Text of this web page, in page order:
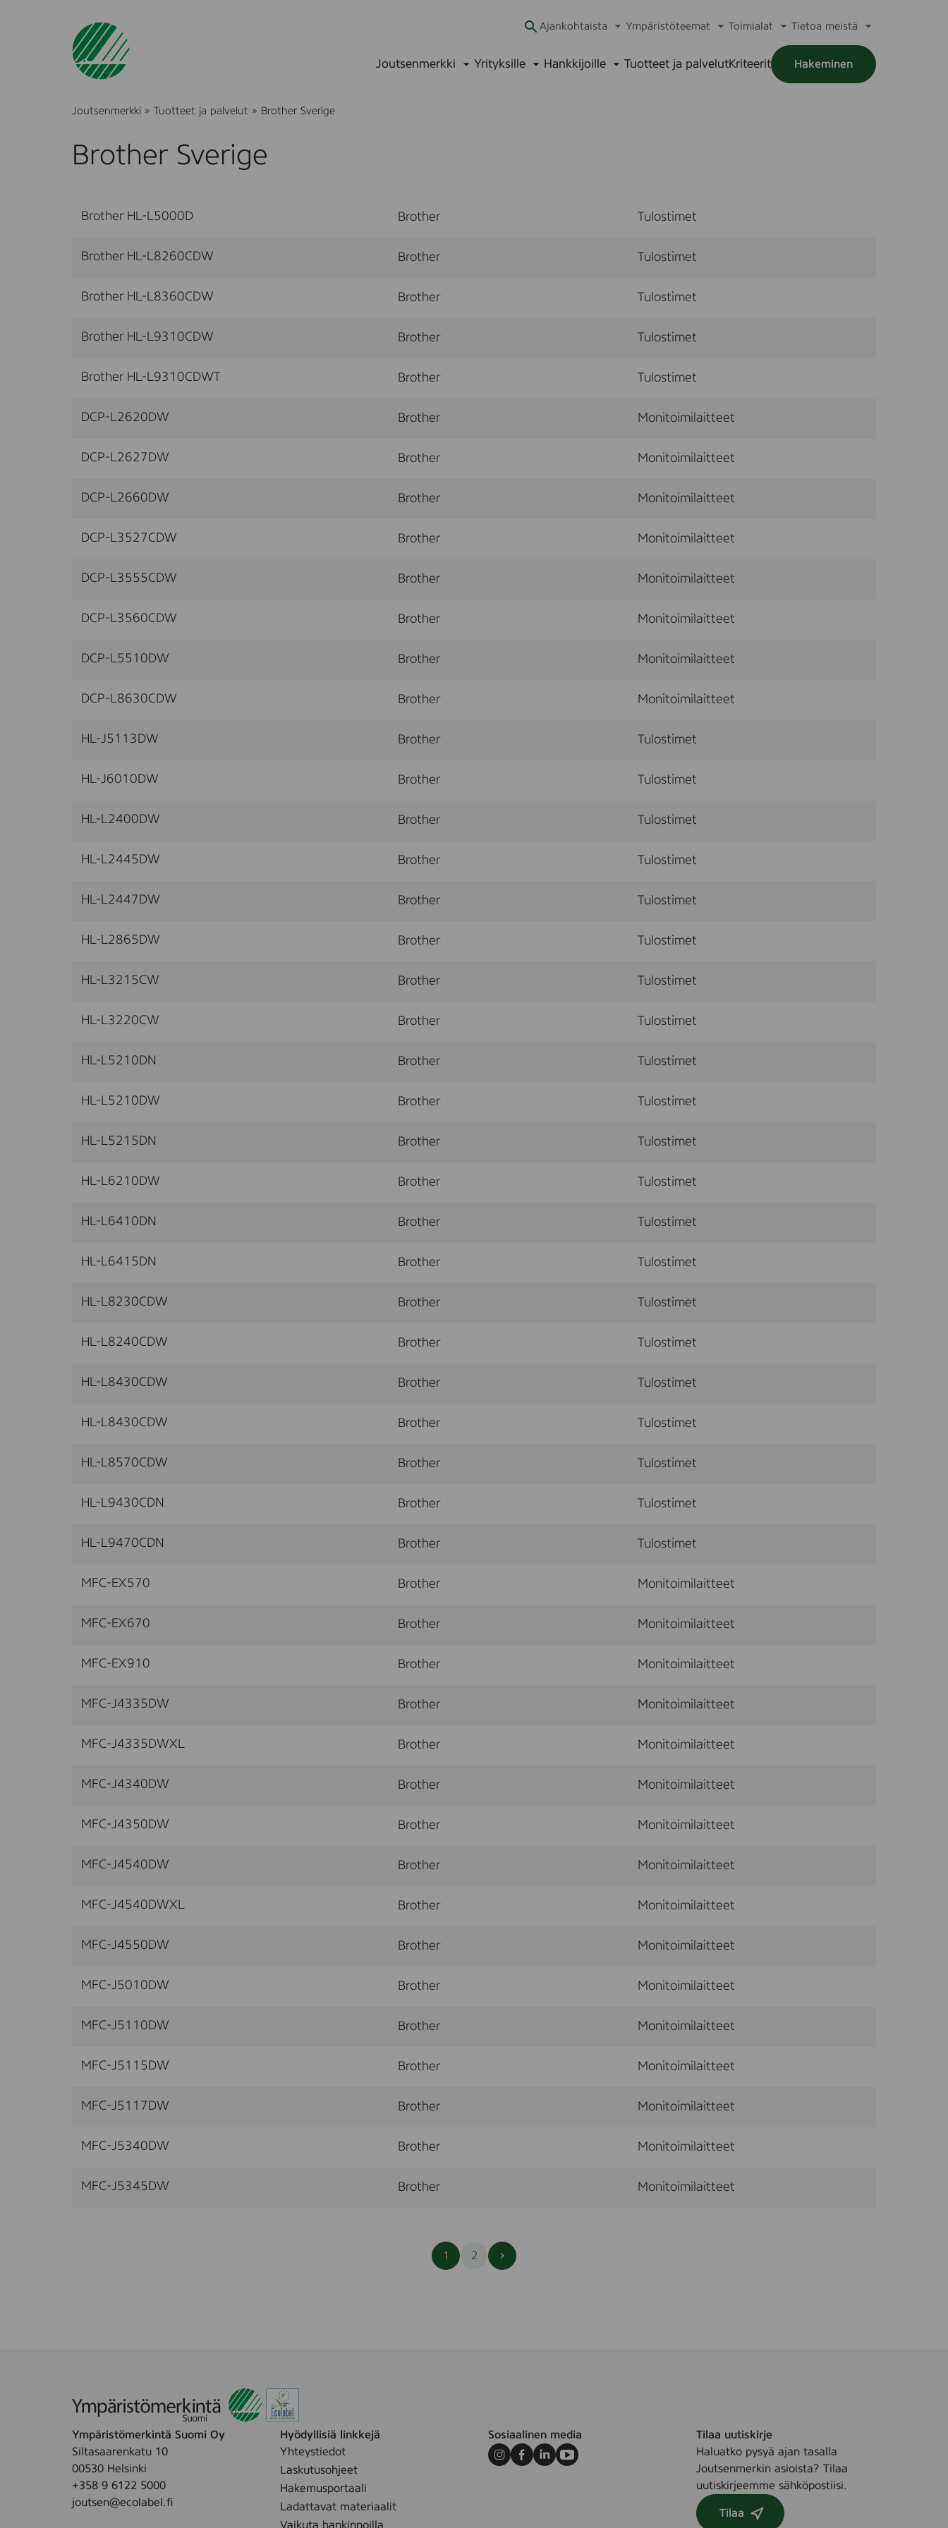
Ajankohtaista Ympäristöteemat Toimialat
alavalikko
Tietoa meistä
alavalikko
Joutsenmerkki Yrityksille Hankkijoille Tuotteet ja palvelutKriteerit Hakeminen
Joutsenmerkki » Tuotteet ja palvelut » Brother Sverige
Brother Sverige
Brother HL-L5000D Brother Tulostimet
Brother HL-L8260CDW Brother Tulostimet
Brother HL-L8360CDW Brother Tulostimet
Brother HL-L9310CDW Brother Tulostimet
Brother HL-L9310CDWT Brother Tulostimet
DCP-L2620DW Brother Monitoimilaitteet
DCP-L2627DW Brother Monitoimilaitteet
DCP-L2660DW Brother Monitoimilaitteet
DCP-L3527CDW Brother Monitoimilaitteet
DCP-L3555CDW Brother Monitoimilaitteet
DCP-L3560CDW Brother Monitoimilaitteet
DCP-L5510DW Brother Monitoimilaitteet
DCP-L8630CDW Brother Monitoimilaitteet
HL-J5113DW Brother Tulostimet
HL-J6010DW Brother Tulostimet
HL-L2400DW Brother Tulostimet
HL-L2445DW Brother Tulostimet
HL-L2447DW Brother Tulostimet
HL-L2865DW Brother Tulostimet
HL-L3215CW Brother Tulostimet
HL-L3220CW Brother Tulostimet
HL-L5210DN Brother Tulostimet
HL-L5210DW Brother Tulostimet
HL-L5215DN Brother Tulostimet
HL-L6210DW Brother Tulostimet
HL-L6410DN Brother Tulostimet
HL-L6415DN Brother Tulostimet
HL-L8230CDW Brother Tulostimet
HL-L8240CDW Brother Tulostimet
HL-L8430CDW Brother Tulostimet
HL-L8430CDW Brother Tulostimet
HL-L8570CDW Brother Tulostimet
HL-L9430CDN Brother Tulostimet
HL-L9470CDN Brother Tulostimet
MFC-EX570 Brother Monitoimilaitteet
MFC-EX670 Brother Monitoimilaitteet
MFC-EX910 Brother Monitoimilaitteet
MFC-J4335DW Brother Monitoimilaitteet
MFC-J4335DWXL Brother Monitoimilaitteet
MFC-J4340DW Brother Monitoimilaitteet
MFC-J4350DW Brother Monitoimilaitteet
MFC-J4540DW Brother Monitoimilaitteet
MFC-J4540DWXL Brother Monitoimilaitteet
MFC-J4550DW Brother Monitoimilaitteet
MFC-J5010DW Brother Monitoimilaitteet
MFC-J5110DW Brother Monitoimilaitteet
MFC-J5115DW Brother Monitoimilaitteet
MFC-J5117DW Brother Monitoimilaitteet
MFC-J5340DW Brother Monitoimilaitteet
MFC-J5345DW Brother Monitoimilaitteet
1 2
Seuraava
sivu
Ympäristömerkintä Suomi Oy
Siltasaarenkatu 10
00530 Helsinki
+358 9 6122 5000
joutsen@ecolabel.fi
Hyödyllisiä linkkejä
Yhteystiedot
Laskutusohjeet
Hakemusportaali
Ladattavat materiaalit
Vaikuta hankinnoilla
Sosiaalinen media
Instagram
Facebook
LinkedInYoutube
Tilaa uutiskirje
Haluatko pysyä ajan tasalla
Joutsenmerkin asioista? Tilaa
uutiskirjeemme sähköpostiisi.
Tilaa